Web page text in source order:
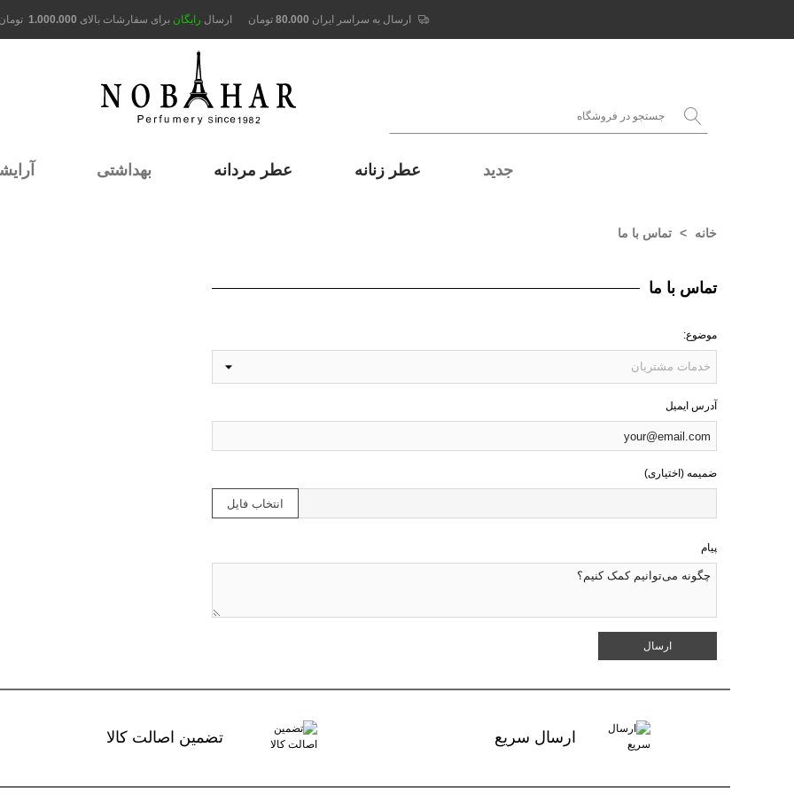
ارسال به سراسر ایران 80.000 تومان ارسال رایگان برای سفارشات بالای 1.000.000 تومان
جدید عطر زنانه عطر مردانه بهداشتی
خانه > تماس با ما
تماس با ما
موضوع:
آدرس ایمیل
ضمیمه (اختیاری)
انتخاب فایل
پیام
ارسال سریع تضمین اصالت کالا